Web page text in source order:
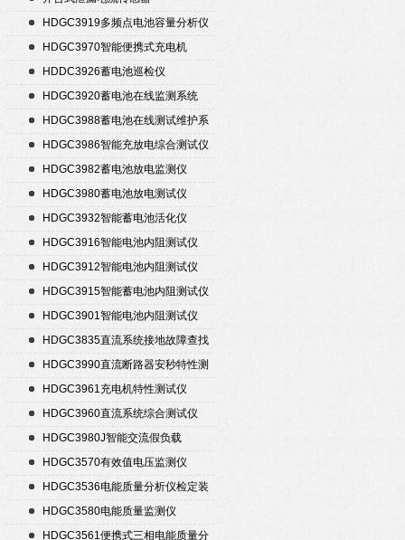
HDGC3919多频点电池容量分析仪
HDGC3970智能便携式充电机
HDDC3926蓄电池巡检仪
HDGC3920蓄电池在线监测系统
HDGC3988蓄电池在线测试维护系
统
HDGC3986智能充放电综合测试仪
HDGC3982蓄电池放电监测仪
HDGC3980蓄电池放电测试仪
HDGC3932智能蓄电池活化仪
HDGC3916智能电池内阻测试仪
HDGC3912智能电池内阻测试仪
HDGC3915智能蓄电池内阻测试仪
HDGC3901智能电池内阻测试仪
HDGC3835直流系统接地故障查找
仪
HDGC3990直流断路器安秒特性测
试仪
HDGC3961充电机特性测试仪
HDGC3960直流系统综合测试仪
HDGC3980J智能交流假负载
HDGC3570有效值电压监测仪
HDGC3536电能质量分析仪检定装
置
HDGC3580电能质量监测仪
HDGC3561便携式三相电能质量分